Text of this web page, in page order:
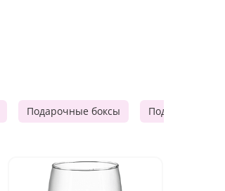
Подарочные боксы Подарочные